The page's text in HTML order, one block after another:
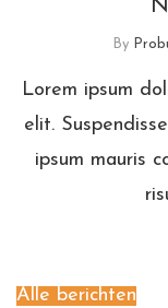
By
Lorem ipsum
elit.
ipsum mauris
Alle berichten